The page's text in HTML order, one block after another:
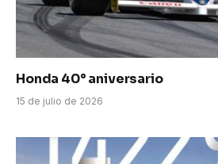
Honda 40° aniversario
15 de julio de 2026